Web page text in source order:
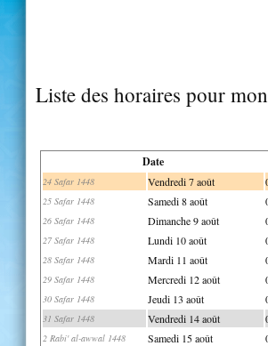
Liste des horaires pour
Date
24 Safar 1448 Vendredi 7 août
25 Safar 1448 Samedi 8 août
26 Safar 1448 Dimanche 9 août
27 Safar 1448 Lundi 10 août
28 Safar 1448 Mardi 11 août
29 Safar 1448 Mercredi 12 août
30 Safar 1448 Jeudi 13 août
31 Safar 1448 Vendredi 14 août
2 Rabi' al-awwal 1448 Samedi 15 août